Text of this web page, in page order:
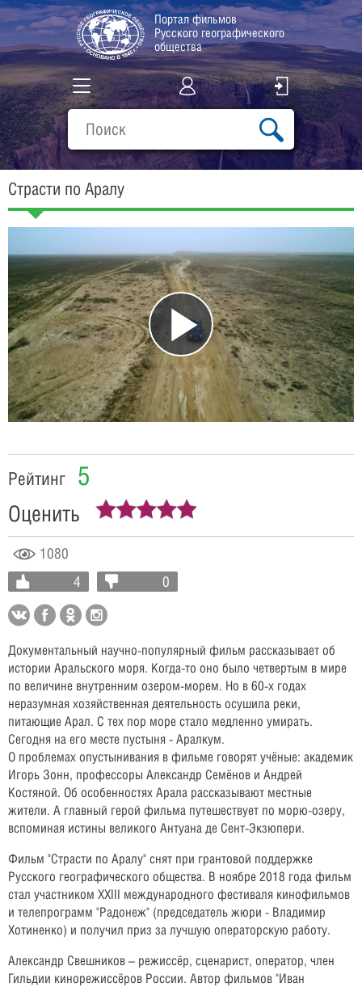
Портал фильмов
Русского географического
общества
Все фильмы
Подборки
О проекте
Страсти по Аралу
Play
Video
1080
4
0
Рейтинг 5
Оценить
Документальный научно-популярный фильм рассказывает об
истории Аральского моря. Когда-то оно было четвертым в мире
по величине внутренним озером-морем. Но в 60-х годах
неразумная хозяйственная деятельность осушила реки,
питающие Арал. С тех пор море стало медленно умирать.
Сегодня на его месте пустыня - Аралкум.
О проблемах опустынивания в фильме говорят учёные: академик
Игорь Зонн, профессоры Александр Семёнов и Андрей
Костяной. Об особенностях Арала рассказывают местные
жители. А главный герой фильма путешествует по морю-озеру,
вспоминая истины великого Антуана де Сент-Экзюпери.
Фильм "Страсти по Аралу" снят при грантовой поддержке
Русского географического общества. В ноябре 2018 года фильм
стал участником XXIII международного фестиваля кинофильмов
и телепрограмм "Радонеж" (председатель жюри - Владимир
Хотиненко) и получил приз за лучшую операторскую работу.
Александр Свешников – режиссёр, сценарист, оператор, член
Гильдии кинорежиссёров России. Автор фильмов "Иван